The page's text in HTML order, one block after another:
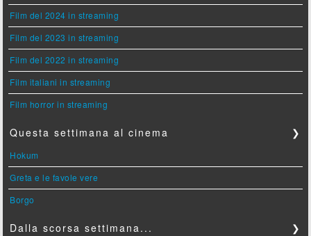
Film del 2024 in streaming
Film del 2023 in streaming
Film del 2022 in streaming
Film italiani in streaming
Film horror in streaming
Questa settimana al cinema ❯
Hokum
Greta e le favole vere
Borgo
Dalla scorsa settimana... ❯